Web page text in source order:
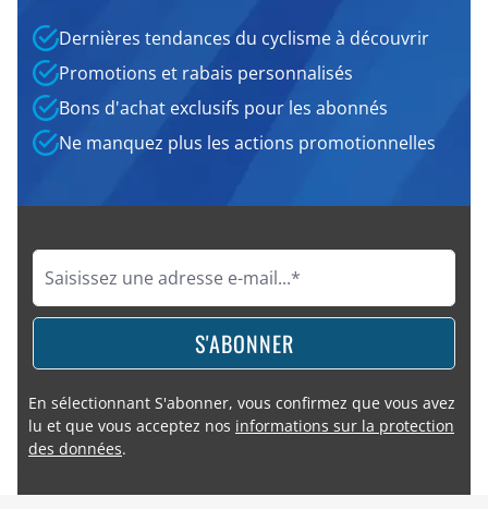
Dernières tendances du cyclisme à découvrir
Promotions et rabais personnalisés
Bons d'achat exclusifs pour les abonnés
Ne manquez plus les actions promotionnelles
S'ABONNER
En sélectionnant S'abonner, vous confirmez que vous avez
lu et que vous acceptez nos informations sur la protection
des données.